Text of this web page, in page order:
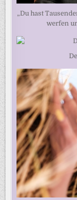
„Du hast
werfen